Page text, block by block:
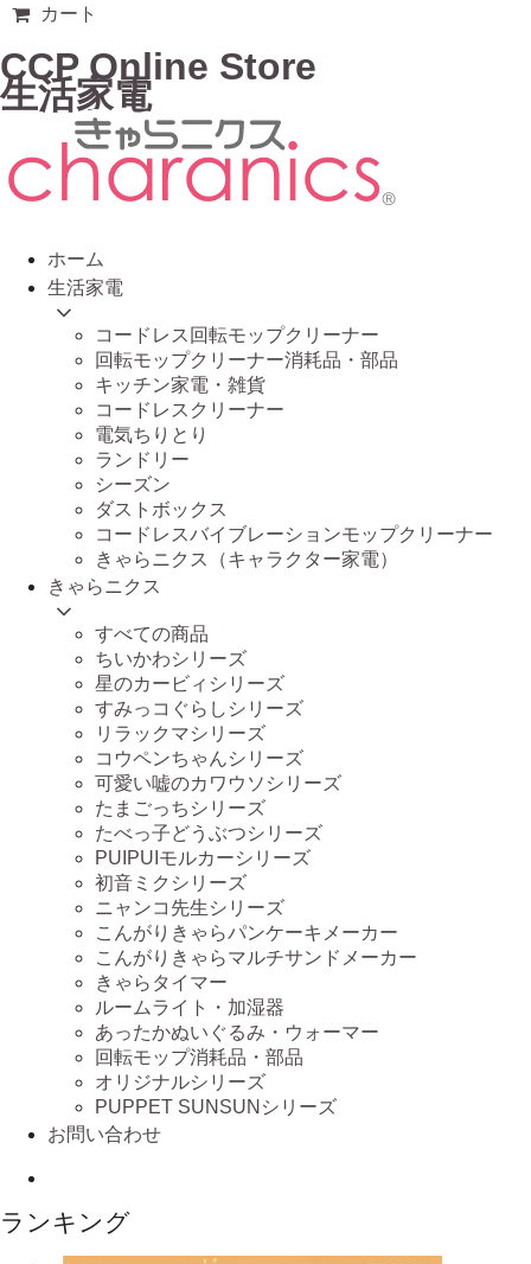
カート
CCP Online Store
生活家電
ホーム
生活家電
コードレス回転モップクリーナー
回転モップクリーナー消耗品・部品
キッチン家電・雑貨
コードレスクリーナー
電気ちりとり
ランドリー
シーズン
ダストボックス
コードレスバイブレーションモップクリーナー
きゃらニクス（キャラクター家電）
きゃらニクス
すべての商品
ちいかわシリーズ
星のカービィシリーズ
すみっコぐらしシリーズ
リラックマシリーズ
コウペンちゃんシリーズ
可愛い嘘のカワウソシリーズ
たまごっちシリーズ
たべっ子どうぶつシリーズ
PUIPUIモルカーシリーズ
初音ミクシリーズ
ニャンコ先生シリーズ
こんがりきゃらパンケーキメーカー
こんがりきゃらマルチサンドメーカー
きゃらタイマー
ルームライト・加湿器
あったかぬいぐるみ・ウォーマー
回転モップ消耗品・部品
オリジナルシリーズ
PUPPET SUNSUNシリーズ
お問い合わせ
ランキング